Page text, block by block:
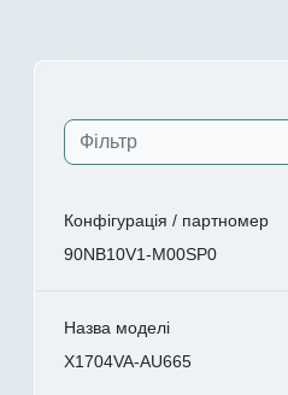
Конфігурація / партномер
90NB10V1-M00SP0
Назва моделі
X1704VA-AU665